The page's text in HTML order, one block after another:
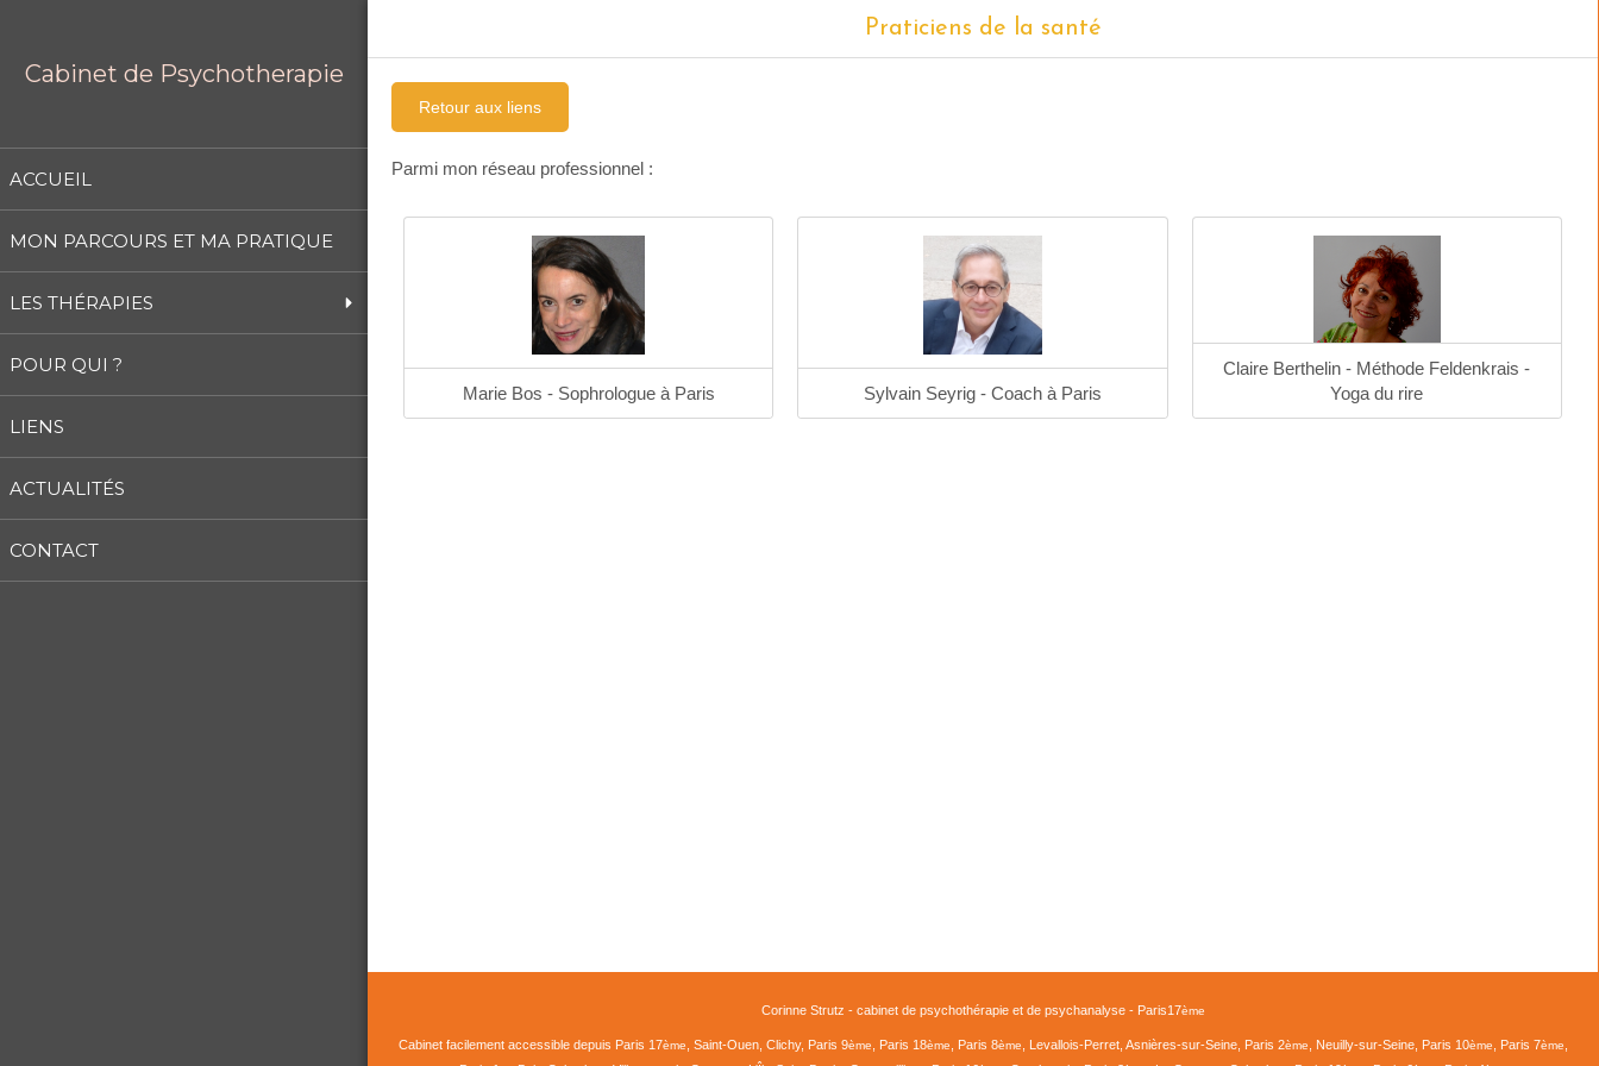
Cabinet de Psychotherapie
ACCUEIL
MON PARCOURS ET MA PRATIQUE
LES THÉRAPIES
POUR QUI ?
LIENS
ACTUALITÉS
CONTACT
Praticiens de la santé
Retour aux liens
Parmi mon réseau professionnel :
Marie Bos - Sophrologue à Paris Sylvain Seyrig - Coach à Paris
Claire Berthelin - Méthode Feldenkrais -
Yoga du rire
Corinne Strutz - cabinet de psychothérapie et de psychanalyse - Paris17ème
Cabinet facilement accessible depuis Paris 17ème , Saint-Ouen, Clichy, Paris 9ème , Paris 18ème , Paris 8ème , Levallois-Perret, Asnières-sur-Seine, Paris 2ème , Neuilly-sur-Seine, Paris 10ème , Paris 7ème